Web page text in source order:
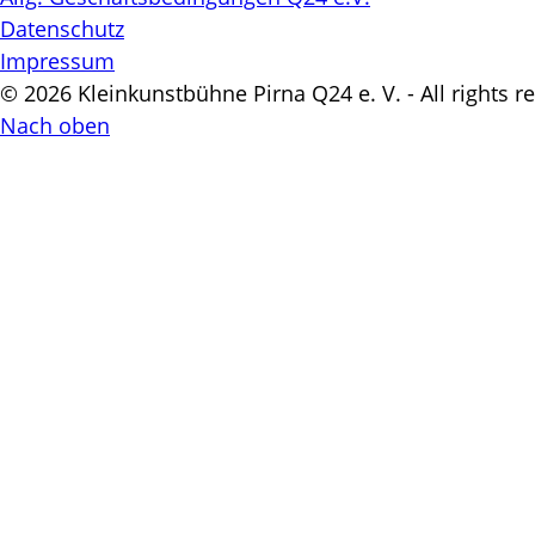
Datenschutz
Impressum
© 2026 Kleinkunstbühne Pirna Q24 e. V. - All rights
Nach oben